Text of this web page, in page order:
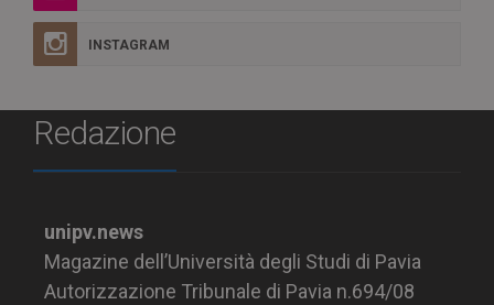
INSTAGRAM
Redazione
unipv.news
Magazine dell’Università degli Studi di Pavia
Autorizzazione Tribunale di Pavia n.694/08